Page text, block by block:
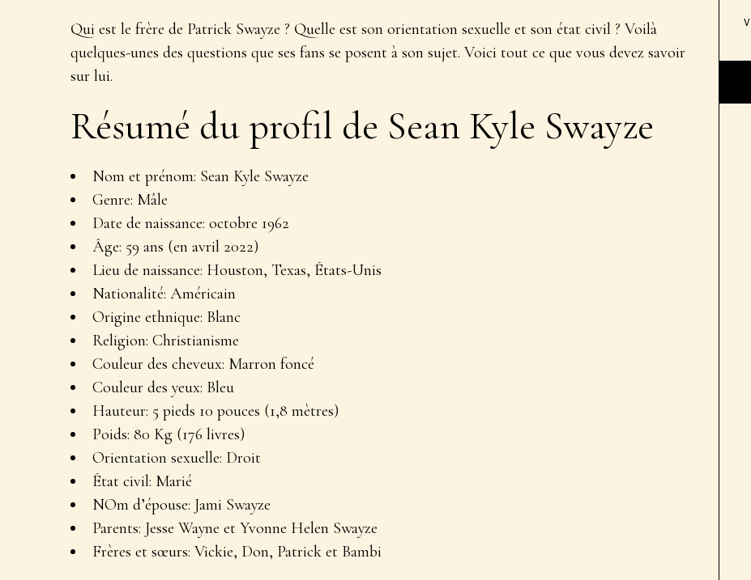
Qui est le frère de Patrick Swayze ? Quelle est son orientation sexuelle et son état civil ? Voilà
quelques-unes des questions que ses fans se posent à son sujet. Voici tout ce que vous devez savoir
sur lui.
Résumé du profil de Sean Kyle Swayze
Nom et prénom: Sean Kyle Swayze
Genre: Mâle
Date de naissance: octobre 1962
Âge: 59 ans (en avril 2022)
Lieu de naissance: Houston, Texas, États-Unis
Nationalité: Américain
Origine ethnique: Blanc
Religion: Christianisme
Couleur des cheveux: Marron foncé
Couleur des yeux: Bleu
Hauteur: 5 pieds 10 pouces (1,8 mètres)
Poids: 80 Kg (176 livres)
Orientation sexuelle: Droit
État civil: Marié
NOm d’épouse: Jami Swayze
Parents: Jesse Wayne et Yvonne Helen Swayze
Frères et sœurs: Vickie, Don, Patrick et Bambi